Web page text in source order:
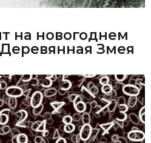
на новогоднем
Змея